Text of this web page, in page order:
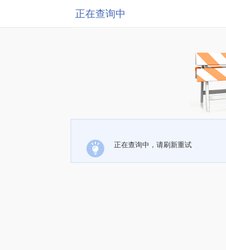
正在查询中
正在查询中，请刷新重试